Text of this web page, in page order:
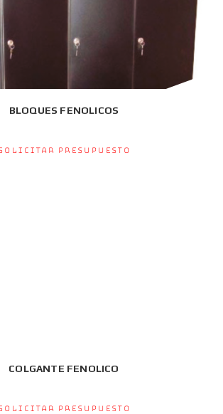
BLOQUES FENOLICOS
presupuesto
COLGANTE FENOLICO
presupuesto